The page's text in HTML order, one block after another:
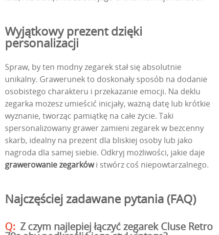
Wyjątkowy prezent dzięki
personalizacji
Spraw, by ten modny zegarek stał się absolutnie
unikalny. Grawerunek to doskonały sposób na dodanie
osobistego charakteru i przekazanie emocji. Na deklu
zegarka możesz umieścić inicjały, ważną datę lub krótkie
wyznanie, tworząc pamiątkę na całe życie. Taki
spersonalizowany grawer zamieni zegarek w bezcenny
skarb, idealny na prezent dla bliskiej osoby lub jako
nagroda dla samej siebie. Odkryj możliwości, jakie daje
grawerowanie zegarkówi stwórz coś niepowtarzalnego.
Najczęściej zadawane pytania (FAQ)
Z czym najlepiej łączyć zegarek Cluse Retro